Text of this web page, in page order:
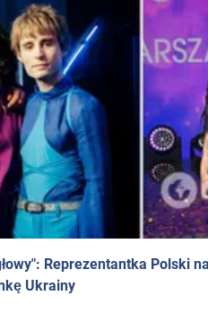
Reprezentantka Polski
Ukrainy